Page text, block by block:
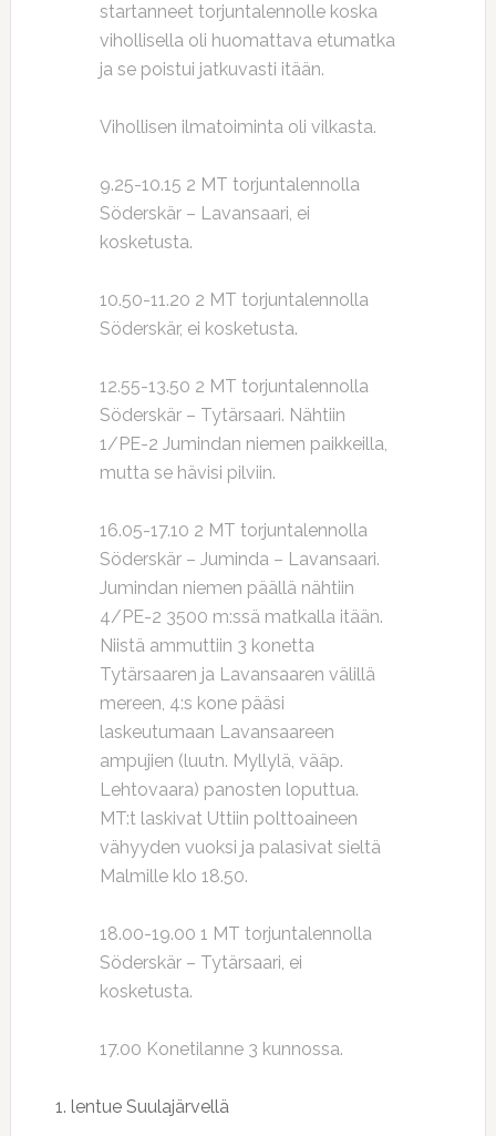
startanneet torjuntalennolle koska
vihollisella oli huomattava etumatka
ja se poistui jatkuvasti itään.
Vihollisen ilmatoiminta oli vilkasta.
9.25-10.15 2 MT torjuntalennolla
Söderskär – Lavansaari, ei
kosketusta.
10.50-11.20 2 MT torjuntalennolla
Söderskär, ei kosketusta.
12.55-13.50 2 MT torjuntalennolla
Söderskär – Tytärsaari. Nähtiin
1/PE-2 Jumindan niemen paikkeilla,
mutta se hävisi pilviin.
16.05-17.10 2 MT torjuntalennolla
Söderskär – Juminda – Lavansaari.
Jumindan niemen päällä nähtiin
4/PE-2 3500 m:ssä matkalla itään.
Niistä ammuttiin 3 konetta
Tytärsaaren ja Lavansaaren välillä
mereen, 4:s kone pääsi
laskeutumaan Lavansaareen
ampujien (luutn. Myllylä, vääp.
Lehtovaara) panosten loputtua.
MT:t laskivat Uttiin polttoaineen
vähyyden vuoksi ja palasivat sieltä
Malmille klo 18.50.
18.00-19.00 1 MT torjuntalennolla
Söderskär – Tytärsaari, ei
kosketusta.
17.00 Konetilanne 3 kunnossa.
1. lentue Suulajärvellä